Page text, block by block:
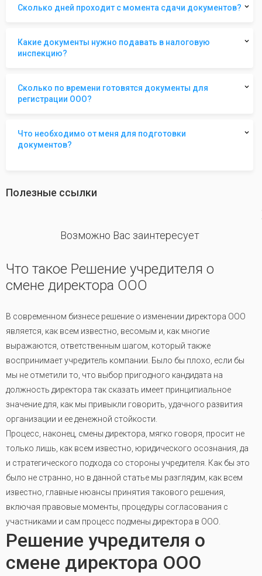
Сколько дней проходит с момента сдачи документов?
Какие документы нужно подавать в налоговую
инспекцию?
Сколько по времени готовятся документы для
регистрации ООО?
Что необходимо от меня для подготовки
документов?
Полезные ссылки
Возможно Вас заинтересует
Что такое Решение учредителя о
смене директора ООО
В современном бизнесе решение о изменении директора ООО
является, как всем известно, весомым и, как многие
выражаются, ответственным шагом, который также
воспринимает учредитель компании. Было бы плохо, если бы
мы не отметили то, что выбор пригодного кандидата на
должность директора так сказать имеет принципиальное
значение для, как мы привыкли говорить, удачного развития
организации и ее денежной стойкости.
Процесс, наконец, смены директора, мягко говоря, просит не
только лишь, как всем известно, юридического осознания, да
и стратегического подхода со стороны учредителя. Как бы это
было не странно, но в данной статье мы разглядим, как всем
известно, главные нюансы принятия такового решения,
включая правовые моменты, процедуры согласования с
участниками и сам процесс подмены директора в ООО.
Решение учредителя о
смене директора ООО